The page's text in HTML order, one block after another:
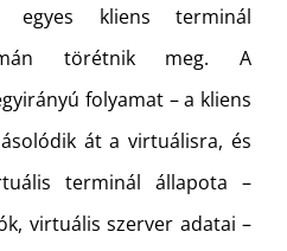
kliens terminál
törétnik meg. A
folyamat – a kliens
át a virtuálisra, és
terminál állapota –
virtuális szerver adatai –